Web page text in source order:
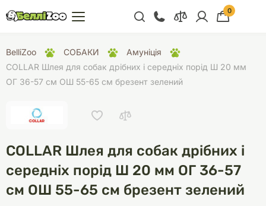
+38 (068) 300 91 91
Відділ продажу
+38 (093) 300 91 91
+38 (068) 479 28
76
0
BelliZoo СОБАКИ
Амуніція
COLLAR Шлея для собак дрібних і середніх порід Ш 20 мм
ОГ 36-57 см ОШ 55-65 см брезент зелений
COLLAR Шлея для собак дрібних і
середніх порід Ш 20 мм ОГ 36-57
см ОШ 55-65 см брезент зелений